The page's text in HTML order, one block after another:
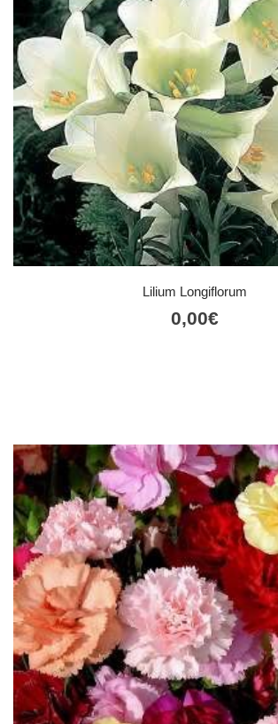
Lilium Longiflorum
0,00€